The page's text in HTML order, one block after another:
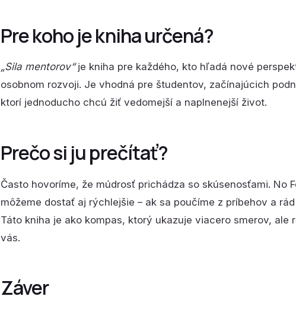
Pre koho je kniha určená?
„Sila mentorov“je kniha pre každého, kto hľadá nové
osobnom rozvoji. Je vhodná pre študentov, začínajúcich
ktorí jednoducho chcú žiť vedomejší a naplnenejší život.
Prečo si ju prečítať?
Často hovoríme, že múdrosť prichádza so skúsenosťami. No
môžeme dostať aj rýchlejšie – ak sa poučíme z príbehov a
Táto kniha je ako kompas, ktorý ukazuje viacero smerov,
vás.
Záver